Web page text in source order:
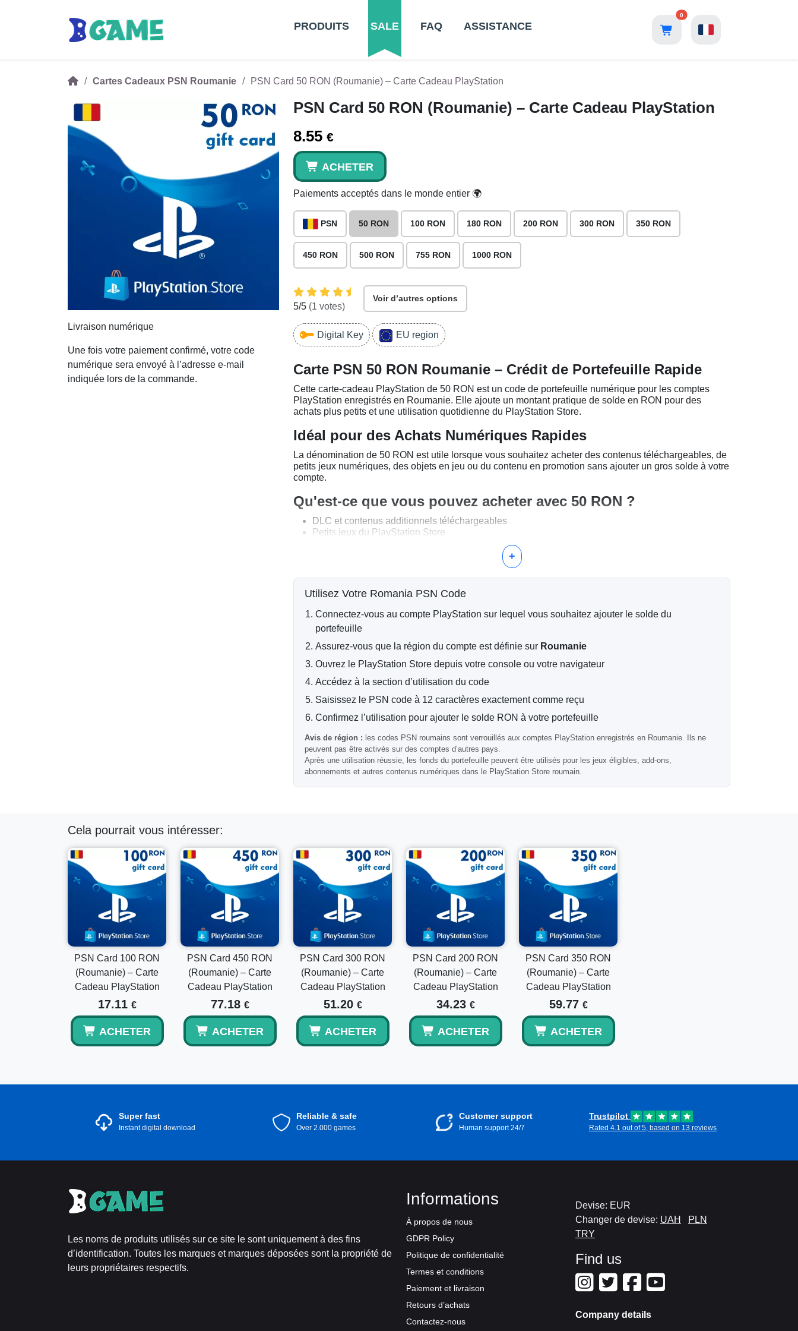
PRODUITS SALE FAQ ASSISTANCE
0
Cartes Cadeaux PSN Roumanie PSN Card 50 RON (Roumanie) – Carte Cadeau PlayStation
Livraison numérique
Une fois votre paiement confirmé, votre code
numérique sera envoyé à l’adresse e-mail
indiquée lors de la commande.
PSN Card 50 RON (Roumanie) – Carte Cadeau PlayStation
8.55 €
ACHETER
Paiements acceptés dans le monde entier 🌍
PSN 50 RON 100 RON 180 RON 200 RON 300 RON 350 RON
450 RON 500 RON 755 RON 1000 RON
5/5 (1 votes)
Voir d’autres options
Digital Key EU region
Carte PSN 50 RON Roumanie – Crédit de Portefeuille Rapide
Cette carte-cadeau PlayStation de 50 RON est un code de portefeuille numérique pour les comptes
PlayStation enregistrés en Roumanie. Elle ajoute un montant pratique de solde en RON pour des
achats plus petits et une utilisation quotidienne du PlayStation Store.
Idéal pour des Achats Numériques Rapides
La dénomination de 50 RON est utile lorsque vous souhaitez acheter des contenus téléchargeables, de
petits jeux numériques, des objets en jeu ou du contenu en promotion sans ajouter un gros solde à votre
compte.
Qu'est-ce que vous pouvez acheter avec 50 RON ?
DLC et contenus additionnels téléchargeables
Petits jeux du PlayStation Store
Solde supplémentaire pour des paiements combinés
Livraison Numérique Rapide et Fiable
Après un paiement réussi, votre code de portefeuille PlayStation est envoyé électroniquement à votre
adresse e-mail. La plupart des commandes sont traitées automatiquement, vous pouvez donc échanger
votre code peu après le paiement.
Compatibilité avec les Comptes Roumains
Important : cette carte PSN ne fonctionne qu'avec des comptes PlayStation enregistrés en Roumanie.
Les codes PlayStation roumains ne peuvent pas être échangés sur des comptes d'autres régions.
Questions Fréquemment Posées
Puis-je utiliser cette carte pour des achats de petits DLC ?
Oui, les fonds du portefeuille peuvent être utilisés pour des DLC éligibles, des add-ons et des contenus
Oui, il s'agit d'un code de portefeuille PSN numérique envoyé électroniquement.
Puis-je le combiner avec mon solde de portefeuille actuel ?
Oui, le montant échangé est ajouté à vos fonds de portefeuille PlayStation existants.
+
Utilisez Votre Romania PSN Code
Connectez-vous au compte PlayStation sur lequel vous souhaitez ajouter le solde du
portefeuille
Assurez-vous que la région du compte est définie sur Roumanie
Ouvrez le PlayStation Store depuis votre console ou votre navigateur
Accédez à la section d’utilisation du code
Saisissez le PSN code à 12 caractères exactement comme reçu
Confirmez l’utilisation pour ajouter le solde RON à votre portefeuille
Avis de région : les codes PSN roumains sont verrouillés aux comptes PlayStation enregistrés en Roumanie. Ils ne
peuvent pas être activés sur des comptes d’autres pays.
Après une utilisation réussie, les fonds du portefeuille peuvent être utilisés pour les jeux éligibles, add-ons,
abonnements et autres contenus numériques dans le PlayStation Store roumain.
Cela pourrait vous intéresser:
PSN Card 100 RON
(Roumanie) – Carte
Cadeau PlayStation
17.11 €
ACHETER
PSN Card 450 RON
(Roumanie) – Carte
Cadeau PlayStation
77.18 €
ACHETER
PSN Card 300 RON
(Roumanie) – Carte
Cadeau PlayStation
51.20 €
ACHETER
PSN Card 200 RON
(Roumanie) – Carte
Cadeau PlayStation
34.23 €
ACHETER
PSN Card 350 RON
(Roumanie) – Carte
Cadeau PlayStation
59.77 €
ACHETER
Super fast
Instant digital download
Reliable & safe
Over 2.000 games
Customer support
Human support 24/7
Trustpilot
Rated 4.1 out of 5, based on 13 reviews
Les noms de produits utilisés sur ce site le sont uniquement à des fins
d’identification. Toutes les marques et marques déposées sont la propriété de
leurs propriétaires respectifs.
Informations
À propos de nous
GDPR Policy
Politique de confidentialité
Termes et conditions
Paiement et livraison
Retours d’achats
Contactez-nous
Devise: EUR
Changer de devise: UAH
PLN
TRY
Find us
Company details